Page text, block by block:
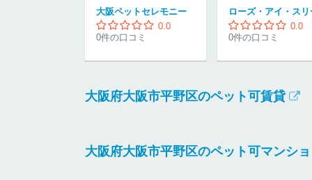
大阪ペットセレモニー
0.0
0件の口コミ
ローズ・アイ・スリ
0.0
0件の口コミ
大阪府大阪市平野区のペット可賃貸
大阪府大阪市平野区のペット可マンシ